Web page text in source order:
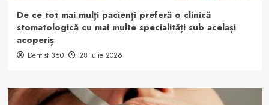
De ce tot mai mulți pacienți preferă o clinică
stomatologică cu mai multe specialități sub același
acoperiș
Dentist 360 28 iulie 2026